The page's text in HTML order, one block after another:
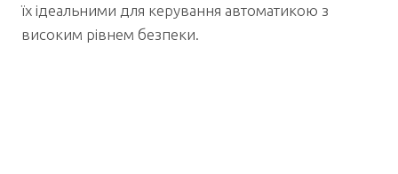
їх ідеальними для керування автоматикою з
високим рівнем безпеки.